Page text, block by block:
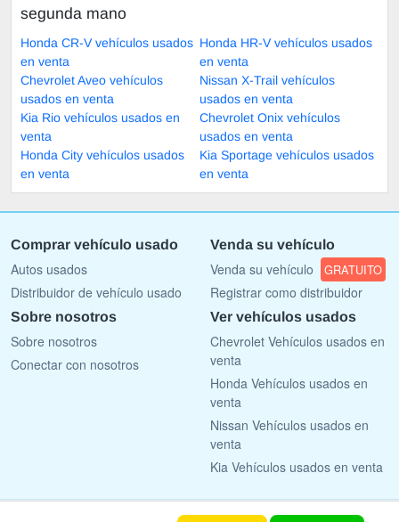
segunda mano
Honda CR-V vehículos usados
en venta
Honda HR-V vehículos usados
en venta
Chevrolet Aveo vehículos
usados en venta
Nissan X-Trail vehículos
usados en venta
Kia Rio vehículos usados en
venta
Chevrolet Onix vehículos
usados en venta
Honda City vehículos usados
en venta
Kia Sportage vehículos usados
en venta
Comprar vehículo usado
Autos usados
Distribuidor de vehículo usado
Venda su vehículo
Venda su vehículo GRATUITO
Registrar como distribuidor
Sobre nosotros
Sobre nosotros
Conectar con nosotros
Ver vehículos usados
Chevrolet Vehículos usados en
venta
Honda Vehículos usados en
venta
Nissan Vehículos usados en
venta
Kia Vehículos usados en venta